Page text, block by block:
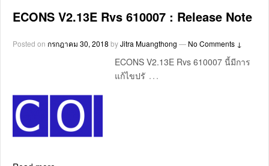
ECONS V2.13E Rvs 610007 : Release Note
Posted on กรกฎาคม 30, 2018 byJitra Muangthong — No Comments ↓
ECONS V2.13E Rvs 610007 นี้มีการ
แก้ไขปรั …